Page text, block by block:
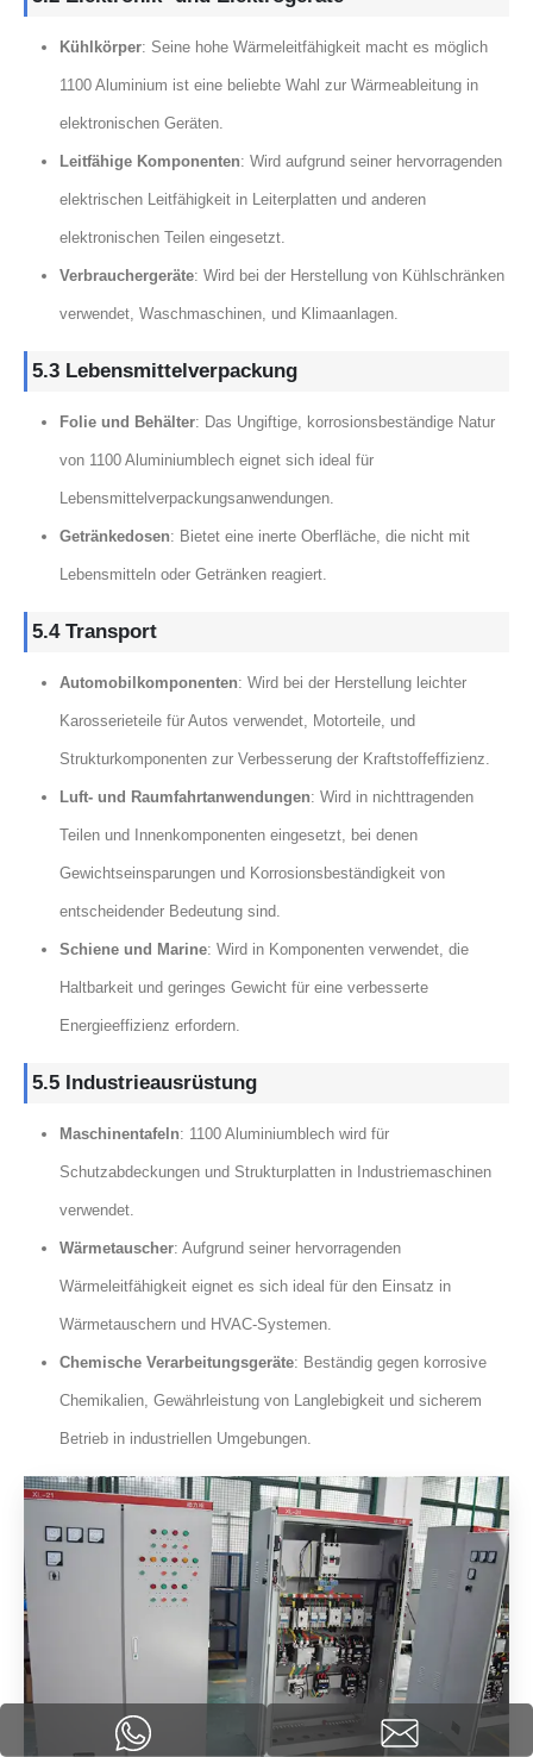
Kühlkörper: Seine hohe Wärmeleitfähigkeit macht es möglich
1100 Aluminium ist eine beliebte Wahl zur Wärmeableitung in
elektronischen Geräten.
Leitfähige Komponenten: Wird aufgrund seiner hervorragenden
elektrischen Leitfähigkeit in Leiterplatten und anderen
elektronischen Teilen eingesetzt.
Verbrauchergeräte: Wird bei der Herstellung von Kühlschränken
verwendet, Waschmaschinen, und Klimaanlagen.
5.3 Lebensmittelverpackung
Folie und Behälter: Das Ungiftige, korrosionsbeständige Natur
von 1100 Aluminiumblech eignet sich ideal für
Lebensmittelverpackungsanwendungen.
Getränkedosen: Bietet eine inerte Oberfläche, die nicht mit
Lebensmitteln oder Getränken reagiert.
5.4 Transport
Automobilkomponenten: Wird bei der Herstellung leichter
Karosserieteile für Autos verwendet, Motorteile, und
Strukturkomponenten zur Verbesserung der Kraftstoffeffizienz.
Luft- und Raumfahrtanwendungen: Wird in nichttragenden
Teilen und Innenkomponenten eingesetzt, bei denen
Gewichtseinsparungen und Korrosionsbeständigkeit von
entscheidender Bedeutung sind.
Schiene und Marine: Wird in Komponenten verwendet, die
Haltbarkeit und geringes Gewicht für eine verbesserte
Energieeffizienz erfordern.
5.5 Industrieausrüstung
Maschinentafeln: 1100 Aluminiumblech wird für
Schutzabdeckungen und Strukturplatten in Industriemaschinen
verwendet.
Wärmetauscher: Aufgrund seiner hervorragenden
Wärmeleitfähigkeit eignet es sich ideal für den Einsatz in
Wärmetauschern und HVAC-Systemen.
Chemische Verarbeitungsgeräte: Beständig gegen korrosive
Chemikalien, Gewährleistung von Langlebigkeit und sicherem
Betrieb in industriellen Umgebungen.